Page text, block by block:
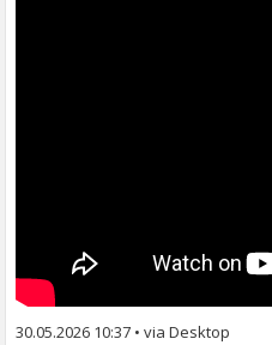
30.05.2026 10:37 •